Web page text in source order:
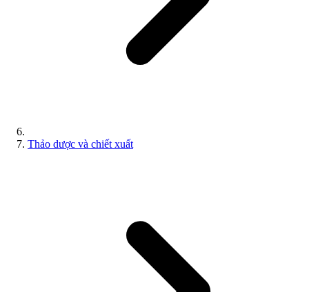
Thảo dược và chiết xuất